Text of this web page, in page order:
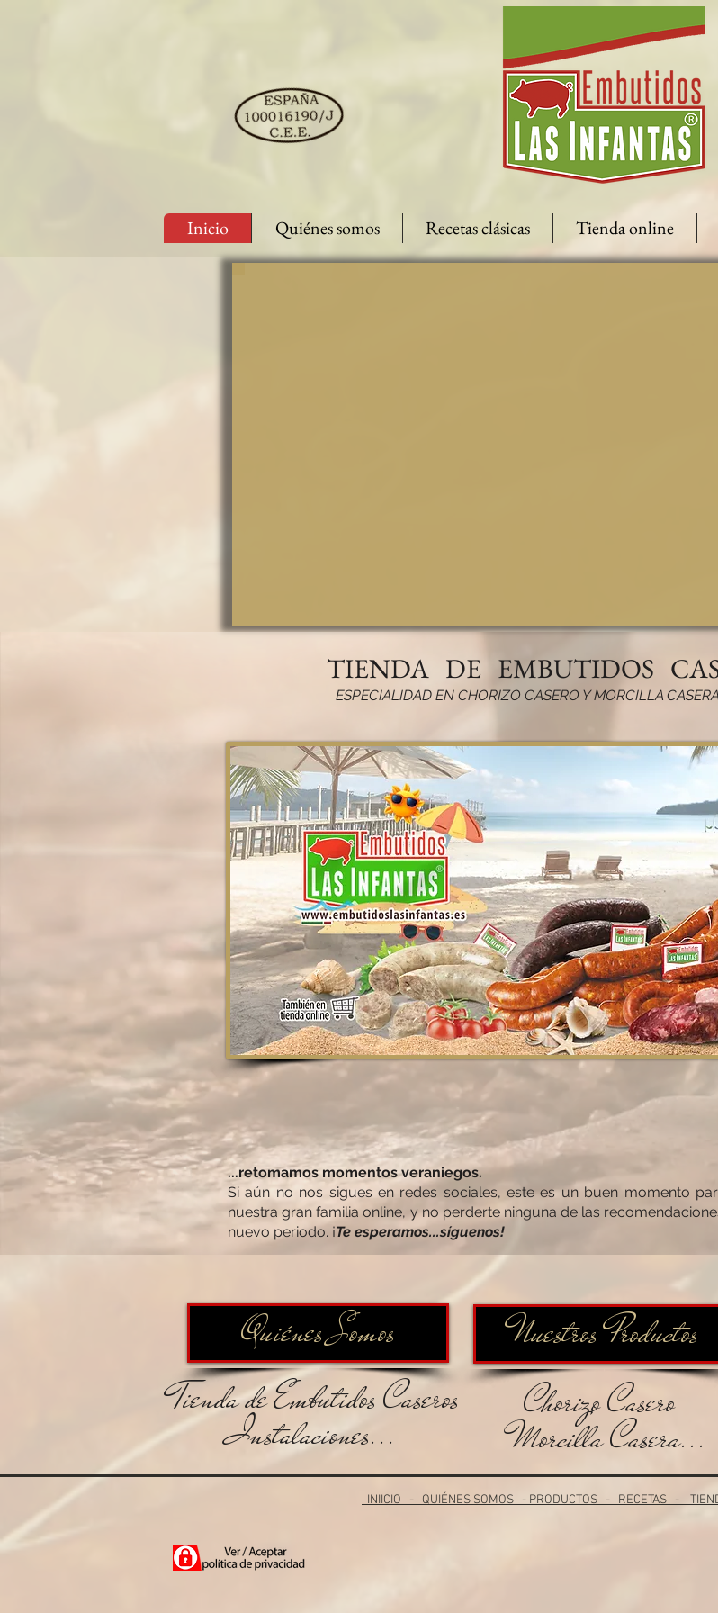
Inicio Quiénes somos Recetas clásicas Tienda online
TIENDA DE EMBUTIDOS
ESPECIALIDAD EN CHORIZO CASERO Y MORCILLA
...retomamos momentos veraniegos.
Si aún no nos sigues en redes sociales, este es un buen momento
nuestra gran familia online, y no perderte ninguna de las
nuevo periodo. ¡Te esperamos...síguenos!
...SÍGUENOS
Quiénes Somos Nuestros Productos
Tienda de Embutidos Caseros
Instalaciones...
Chorizo Casero
Morcilla Casera...
INIICIO - QUIÉNES SOMOS - PRODUCTOS - RECETAS -